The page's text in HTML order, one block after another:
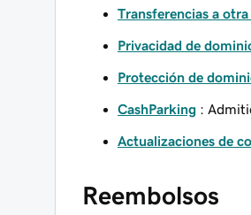
Transferencias a
Privacidad de
Protección de
CashParking :
Actualizaciones de
Reembolsos